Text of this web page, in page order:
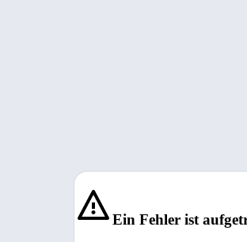
Ein Fehler ist